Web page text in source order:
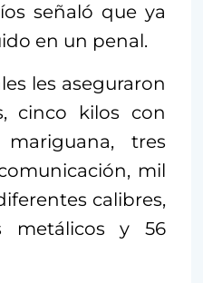
señaló que ya
en un penal.
les aseguraron
cinco kilos con
tres
mil
calibres,
metálicos y 56